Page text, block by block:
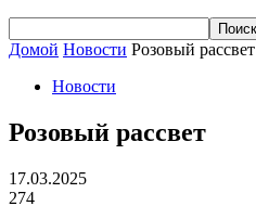
Домой Новости Розовый рассвет
Новости
Розовый рассвет
17.03.2025
274